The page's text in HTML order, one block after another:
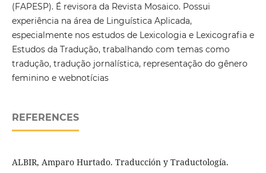
(FAPESP). É revisora da Revista Mosaico. Possui
experiência na área de Linguística Aplicada,
especialmente nos estudos de Lexicologia e Lexicografia e
Estudos da Tradução, trabalhando com temas como
tradução, tradução jornalística, representação do gênero
feminino e webnotícias
REFERENCES
ALBIR, Amparo Hurtado. Traducción y Traductología.